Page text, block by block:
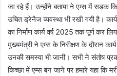
जा रहे हैं। उन्होंने बताया ने एम्स में सड़क
उचित ड्रेनैज व्यवस्था भी रखी गयी है।
का निर्माण कार्य वर्ष 2025 तक पूर्ण कर
मुख्यमंत्री ने एम्स के निरीक्षण के दौरान
उनकी समस्या भी जानी। सभी ने संतोष
किच्छा में एम्स बन जाने पर हमारे यहा कि